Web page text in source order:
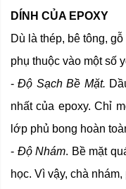
DÍNH CỦA EPOXY
Dù là thép, bê tông,
phụ thuộc vào một số
-Độ Sạch Bề Mặt.
nhất của epoxy. Chỉ
lớp phủ bong hoàn
- Độ Nhám. Bề mặt
học. Vì vậy, chà